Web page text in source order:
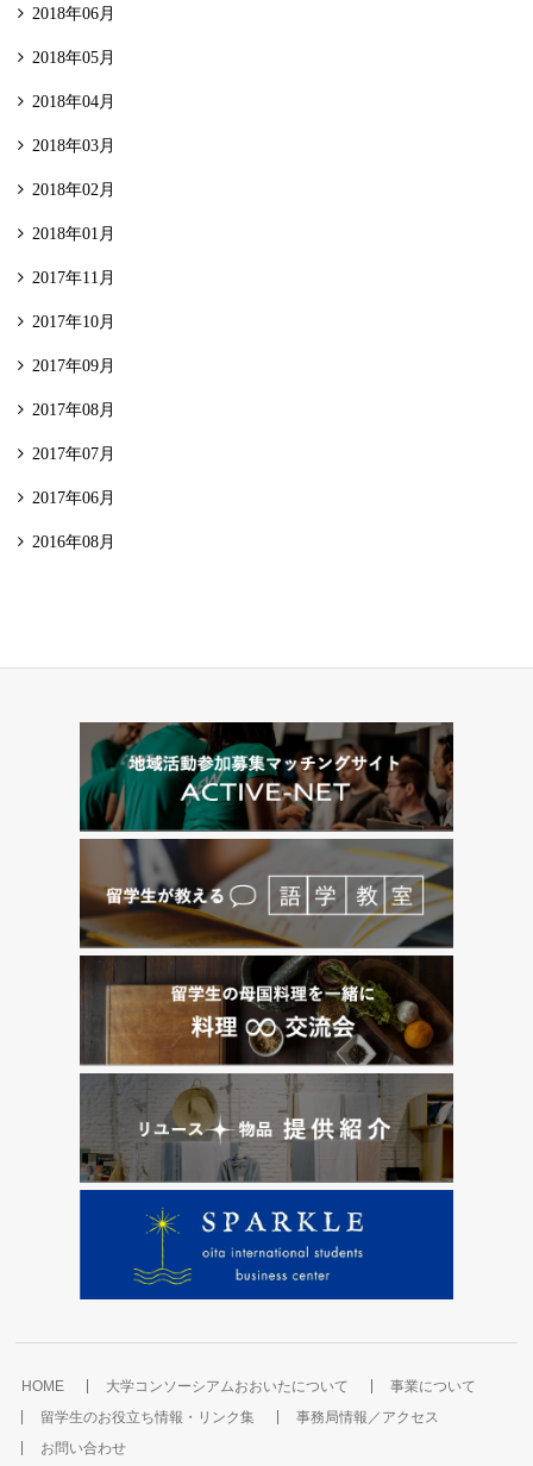
2018年06月
2018年05月
2018年04月
2018年03月
2018年02月
2018年01月
2017年11月
2017年10月
2017年09月
2017年08月
2017年07月
2017年06月
2016年08月
HOME 大学コンソーシアムおおいたについて
事業について
留学生のお役立ち情報・リンク集
事務局情報／アクセス
お問い合わせ